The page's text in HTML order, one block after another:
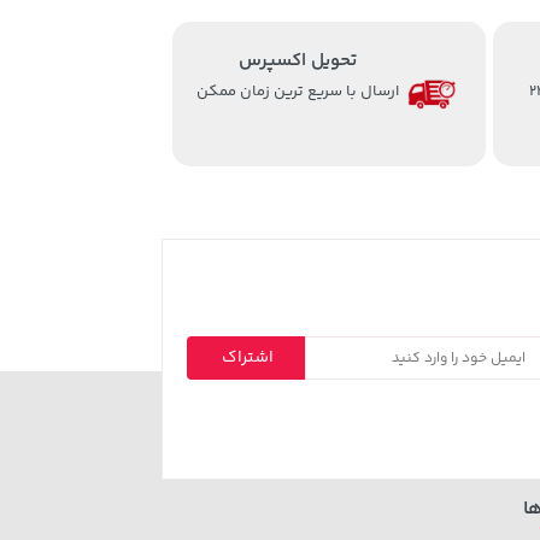
8 الی 24
تحویل اکسپرس
ارسال با سریع ترین زمان ممکن
اشتراک